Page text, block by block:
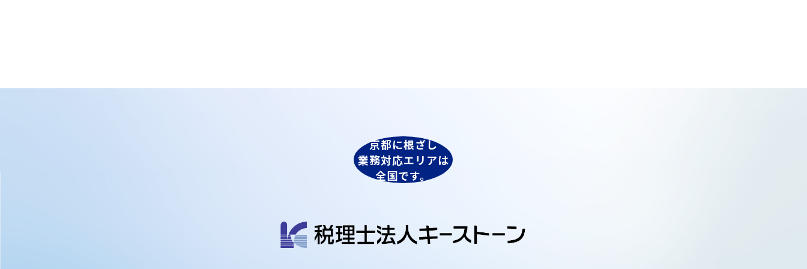
京都に根ざし
業務対応エリアは
全国です。